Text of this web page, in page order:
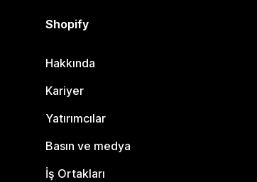
Shopify
Hakkında
Kariyer
Yatırımcılar
Basın ve medya
İş Ortakları